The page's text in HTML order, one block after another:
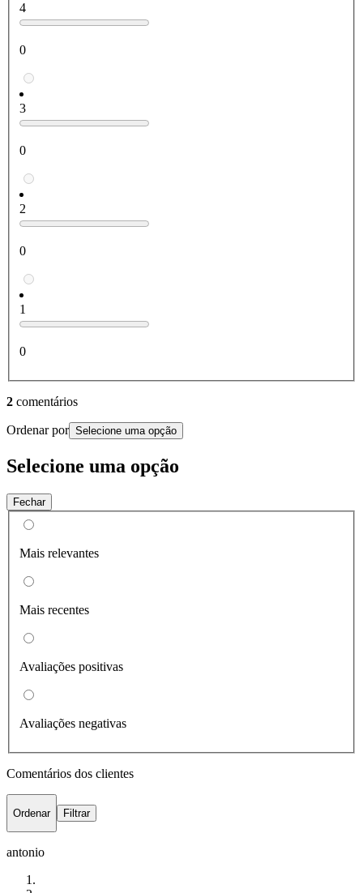
4
0
3
0
2
0
1
0
2 comentários
Ordenar por Selecione uma opção
Selecione uma opção
Fechar
Mais relevantes
Mais recentes
Avaliações positivas
Avaliações negativas
Comentários dos clientes
Ordenar Filtrar
antonio